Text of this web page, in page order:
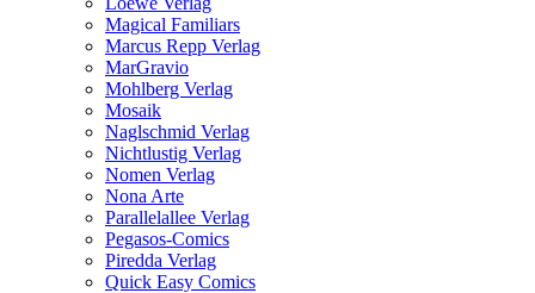
Magical Familiars
Marcus Repp Verlag
MarGravio
Mohlberg Verlag
Mosaik
Naglschmid Verlag
Nichtlustig Verlag
Nomen Verlag
Nona Arte
Parallelallee Verlag
Pegasos-Comics
Piredda Verlag
Quick Easy Comics